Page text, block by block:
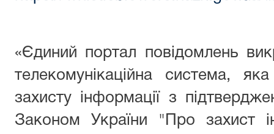
«Єдиний портал повідомлень
телекомунікаційна система,
захисту інформації з
Законом України "Про захист